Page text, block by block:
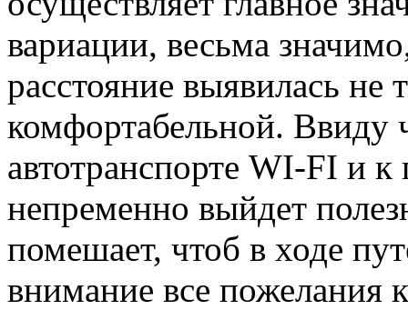
вариации, весьма
расстояние выявилась не
комфортабельной. Ввиду
автотранспорте WI-FI и
непременно выйдет
помешает, чтоб в ходе
внимание все пожелания